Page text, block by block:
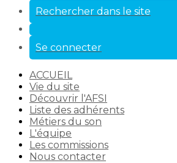
Rechercher dans le site
Se connecter
ACCUEIL
Vie du site
Découvrir l'AFSI
Liste des adhérents
Métiers du son
L'équipe
Les commissions
Nous contacter